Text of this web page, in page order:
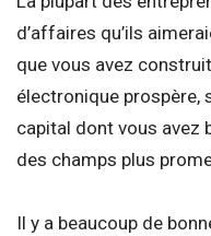
d’affaires qu’ils
que vous avez
électronique prospère,
capital dont vous avez
des champs plus
Il y a beaucoup de